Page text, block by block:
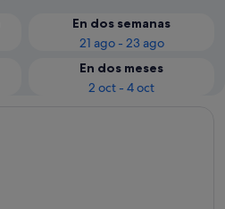
En dos semanas
21 ago - 23 ago
En dos meses
2 oct - 4 oct